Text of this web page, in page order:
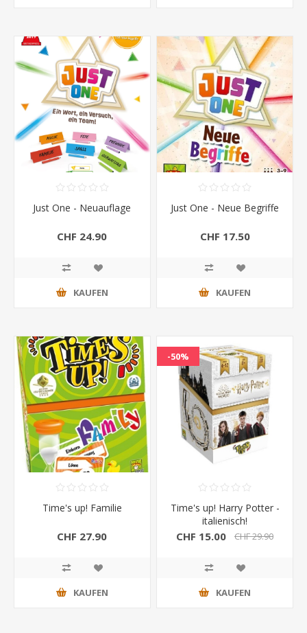
Just One - Neuauflage
CHF 24.90
KAUFEN
Just One - Neue Begriffe
CHF 17.50
KAUFEN
Time's up! Familie
CHF 27.90
KAUFEN
-50%
Time's up! Harry Potter -
italienisch!
CHF 15.00 CHF 29.90
KAUFEN